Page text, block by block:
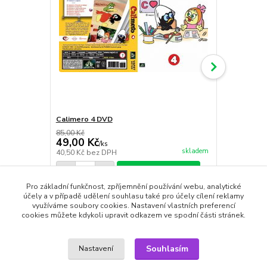
Calimero 4 DVD
85,00 Kč
49,00 Kč/ks
40,50 Kč bez DPH skladem
Přidat do košíku
Zboží zařazeno v kategoriích
Pro základní funkčnost, zpříjemnění používání webu, analytické
účely a v případě udělení souhlasu také pro účely cílení reklamy
využíváme soubory cookies. Nastavení vlastních preferencí
cookies můžete kdykoli upravit odkazem ve spodní části stránek.
Nastavení Souhlasím